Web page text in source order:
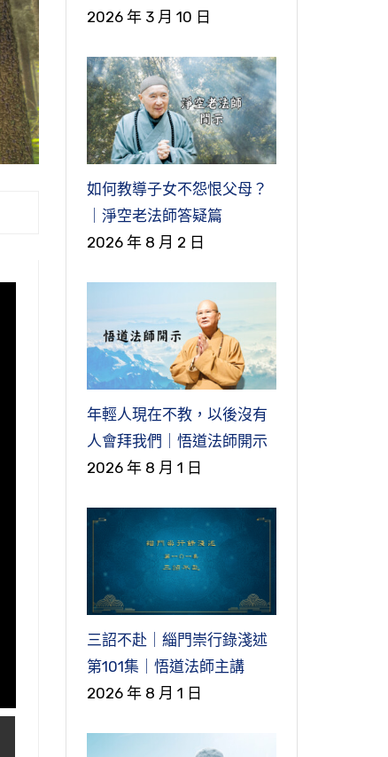
2026 年 3 月 10 日
如何教導子女不怨恨父母？
｜淨空老法師答疑篇
2026 年 8 月 2 日
年輕人現在不教，以後沒有
人會拜我們｜悟道法師開示
2026 年 8 月 1 日
三詔不赴｜緇門崇行錄淺述
第101集｜悟道法師主講
2026 年 8 月 1 日